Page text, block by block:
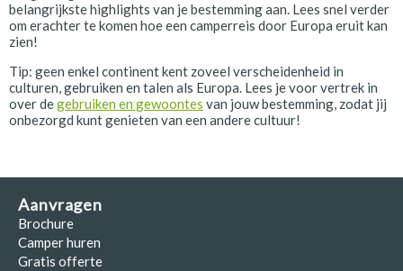
belangrijkste highlights van je bestemming aan. Lees snel verder
om erachter te komen hoe een camperreis door Europa eruit kan
zien!
Tip: geen enkel continent kent zoveel verscheidenheid in
culturen, gebruiken en talen als Europa. Lees je voor vertrek in
over degebruiken en gewoontes van jouw bestemming, zodat jij
onbezorgd kunt genieten van een andere cultuur!
Aanvragen
Brochure
Camper huren
Gratis offerte